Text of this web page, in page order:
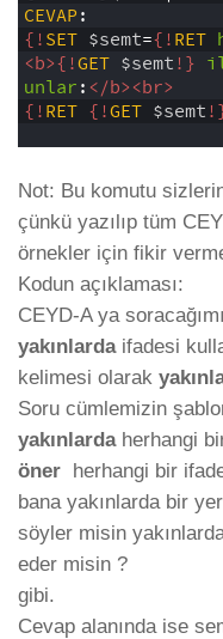
CEVAP:
{!SET $semt={!RET
<b>{!GET $semt!}
unlar: </b><br>
{!RET {!GET $semt
Not: Bu komutu
çünkü yazılıp tüm
örnekler için fikir
Kodun açıklaması:
CEYD-A ya
yakınlardaifadesi
kelimesi olarak
Soru cümlemizin
yakınlarda herhangi
öner herhangi bir
bana yakınlarda bir
söyler misin
eder misin ?
gibi.
Cevap alanında ise